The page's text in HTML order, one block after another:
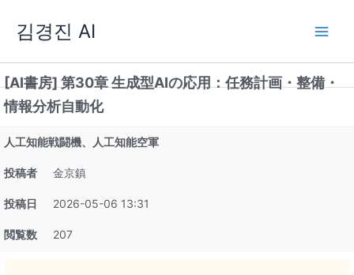
ス
キ
ッ
김경진 AI
[AI書房] 第30章 生成型AIの応用：任務計画・整備・
情報分析自動化
人工知能戦闘機、人工知能空軍
投稿者 金京鎮
投稿日 2026-05-06 13:31
閲覧数 207